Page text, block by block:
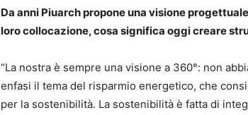
Da anni Piuarch propone una visione
loro collocazione, cosa significa oggi creare
“La nostra è sempre una visione a 360°: non
enfasi il tema del risparmio energetico, che
per la sostenibilità. La sostenibilità è fatta di